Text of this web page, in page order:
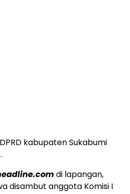
kabupaten Sukabumi
di lapangan,
disambut anggota Komisi I